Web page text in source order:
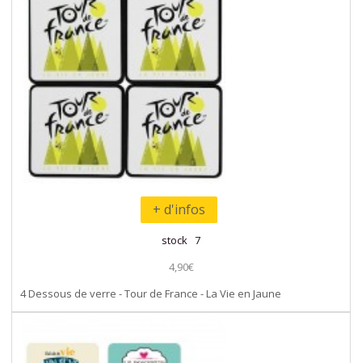
+ d'infos
stock 7
4,90€
4 Dessous de verre - Tour de France - La Vie en Jaune